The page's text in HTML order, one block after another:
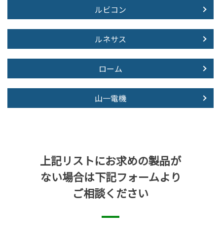
ルビコン
ルネサス
ローム
山一電機
上記リストにお求めの製品が
ない場合は下記フォームより
ご相談ください